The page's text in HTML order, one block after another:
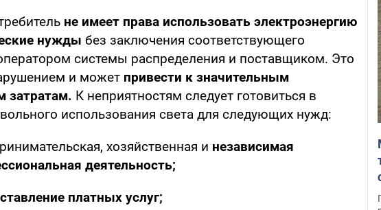
не имеет права использовать электроэнергию
нужды без заключения соответствующего
системы распределения и поставщиком. Это
и может привести к значительным
затратам. К неприятностям следует готовиться в
использования света для следующих нужд:
хозяйственная и независимая
деятельность;
платных услуг;